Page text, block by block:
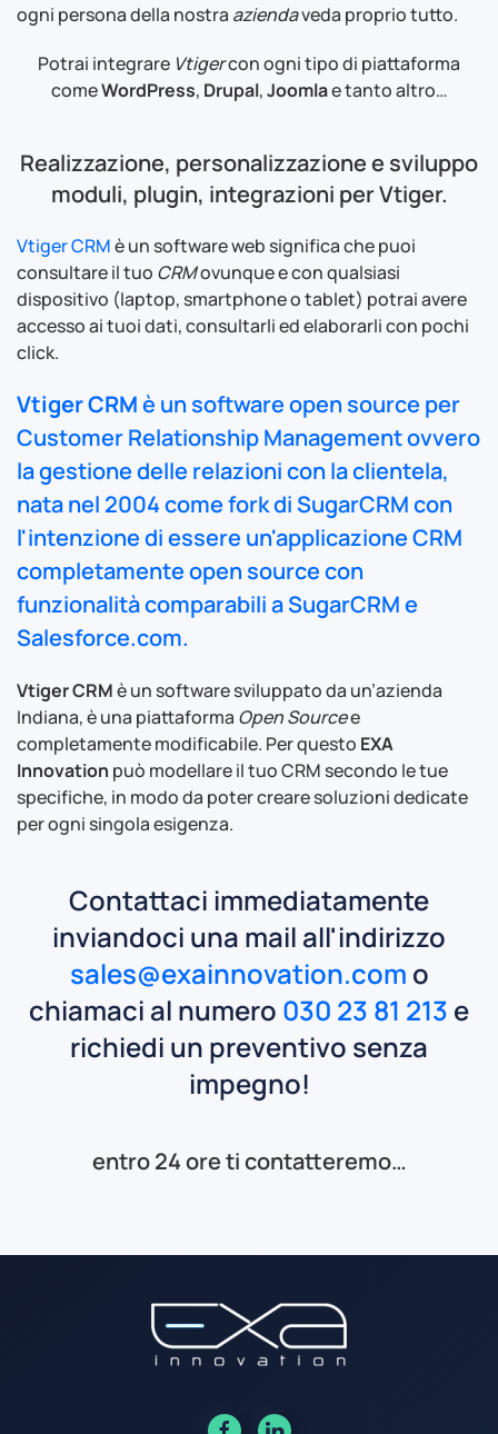
ogni persona della nostra aziendaveda proprio tutto.
Potrai integrare Vtigercon ogni tipo di piattaforma
comeWordPress, Drupal,Joomlae tanto altro…
Realizzazione, personalizzazione e sviluppo
moduli, plugin, integrazioni per Vtiger.
Vtiger CRMè un software web significa che puoi
consultare il tuo CRMovunque e con qualsiasi
dispositivo (laptop, smartphone o tablet) potrai avere
accesso ai tuoi dati, consultarli ed elaborarli con pochi
click.
Vtiger CRMè un softwareopen source per
Customer Relationship Managementovvero
la gestione delle relazioni con la clientela,
nata nel 2004 come fork di SugarCRMcon
l'intenzione di essere un'applicazione CRM
completamente open source con
funzionalità comparabili a SugarCRM e
Salesforce.com.
Vtiger CRMè un software sviluppato da un’azienda
Indiana, è una piattaforma Open Sourcee
completamente modificabile. Per questo EXA
Innovation può modellare il tuo CRM secondo le tue
specifiche, in modo da poter creare soluzioni dedicate
per ogni singola esigenza.
Contattaci immediatamente
inviandoci una mail all'indirizzo
sales@exainnovation.com o
chiamaci al numero 030 23 81 213 e
richiedi un preventivo senza
impegno!
entro 24 ore ti contatteremo…